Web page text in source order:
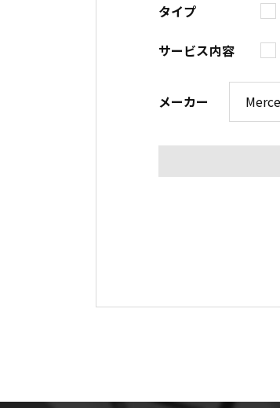
タイプ
サービス内容
メーカー